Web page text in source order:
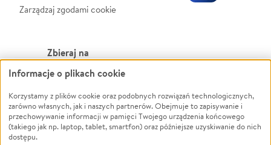
Zarządzaj zgodami cookie
Zbieraj na
Leczenie
Zwierzęta
Pożar
Ukraina
Powódź
Wichura
NGO
Informacje o plikach cookie
Korzystamy z plików cookie oraz podobnych rozwiązań technologicznych,
zarówno własnych, jak i naszych partnerów. Obejmuje to zapisywanie i
przechowywanie informacji w pamięci Twojego urządzenia końcowego
(takiego jak np. laptop, tablet, smartfon) oraz późniejsze uzyskiwanie do nich
dostępu.